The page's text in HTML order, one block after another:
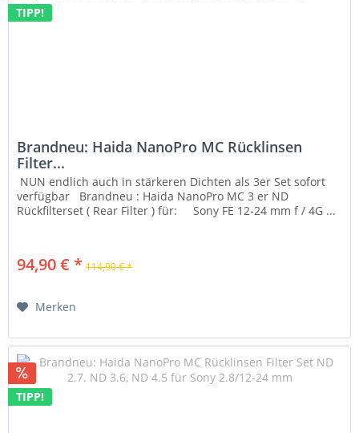
TIPP!
Brandneu: Haida NanoPro MC Rücklinsen
Filter...
NUN endlich auch in stärkeren Dichten als 3er Set sofort
verfügbar Brandneu : Haida NanoPro MC 3 er ND
Rückfilterset ( Rear Filter ) für: Sony FE 12-24 mm f / 4G ...
94,90 € * 114,90 € *
Merken
TIPP!